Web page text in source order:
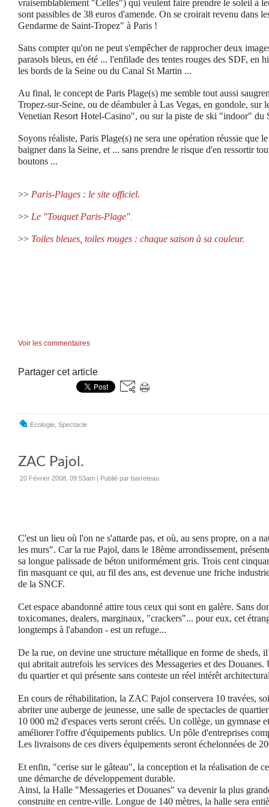
vraisemblablement "Celles") qui veulent faire prendre le soleil à
sont passibles de 38 euros d'amende. On se croirait revenu dans
Gendarme de Saint-Tropez" à Paris !
Sans compter qu'on ne peut s'empêcher de rapprocher deux
parasols bleus, en été ... l'enfilade des tentes rouges des SDF, en
les bords de la Seine ou du Canal St Martin ...
Au final, le concept de Paris Plage(s) me semble tout aussi
Tropez-sur-Seine, ou de déambuler à Las Vegas, en gondole, sur
Venetian Resort Hotel-Casino", ou sur la piste de ski "indoor" du
Soyons réaliste, Paris Plage(s) ne sera une opération réussie que
baigner dans la Seine, et ... sans prendre le risque d'en ressortir
boutons ...
>> Paris-Plages : le site officiel.
>> Le "Touquet Paris-Plage".
>> Toiles bleues, toiles rouges : chaque saison à sa couleur.
Voir les commentaires
Partager cet article
Ecologie Spectacle
ZAC Pajol.
20 Février 2008, 09:53am | Publié par barreteau
C'est un lieu où l'on ne s'attarde pas, et où, au sens propre, on a
les murs". Car la rue Pajol, dans le 18ème arrondissement,
sa longue palissade de béton uniformément gris. Trois cent
fin masquant ce qui, au fil des ans, est devenue une friche
de la SNCF.
Cet espace abandonné attire tous ceux qui sont en galère. Sans
toxicomanes, dealers, marginaux, "crackers"... pour eux, cet
longtemps à l'abandon - est un refuge...
De la rue, on devine une structure métallique en forme de sheds,
qui abritait autrefois les services des Messageries et des
du quartier et qui présente sans conteste un réel intérêt
En cours de réhabilitation, la ZAC Pajol conservera 10 travées,
abriter une auberge de jeunesse, une salle de spectacles de
10 000 m2 d'espaces verts seront créés. Un collège, un gymnase
améliorer l'offre d'équipements publics. Un pôle d'entreprises
Les livraisons de ces divers équipements seront échelonnées de
Et enfin, "cerise sur le gâteau", la conception et la réalisation de
une démarche de développement durable.
Ainsi, la Halle "Messageries et Douanes" va devenir la plus
construite en centre-ville. Longue de 140 mètres, la halle sera